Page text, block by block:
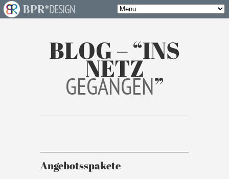
BLOG – “INS
NETZ
GEGANGEN”
Angebotsspakete